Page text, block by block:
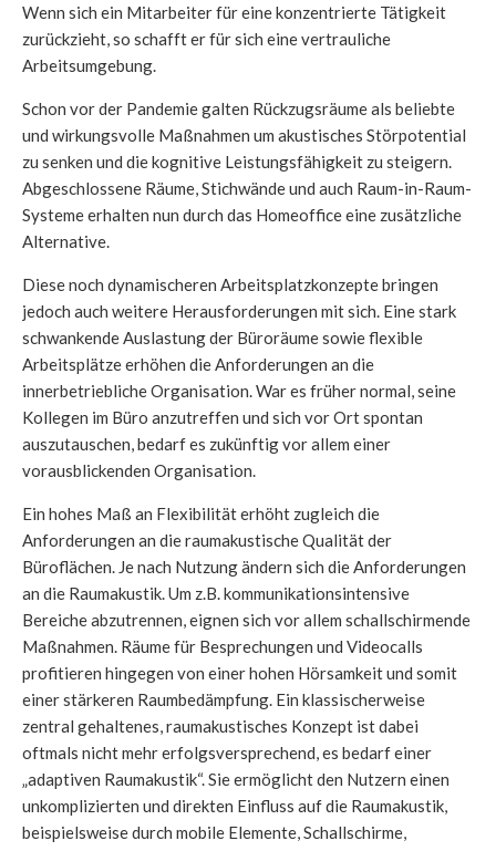
Wenn sich ein Mitarbeiter für eine konzentrierte Tätigkeit
zurückzieht, so schafft er für sich eine vertrauliche
Arbeitsumgebung.
Schon vor der Pandemie galten Rückzugsräume als beliebte
und wirkungsvolle Maßnahmen um akustisches Störpotential
zu senken und die kognitive Leistungsfähigkeit zu steigern.
Abgeschlossene Räume, Stichwände und auch Raum-in-Raum-
Systeme erhalten nun durch das Homeoffice eine zusätzliche
Alternative.
Diese noch dynamischeren Arbeitsplatzkonzepte bringen
jedoch auch weitere Herausforderungen mit sich. Eine stark
schwankende Auslastung der Büroräume sowie flexible
Arbeitsplätze erhöhen die Anforderungen an die
innerbetriebliche Organisation. War es früher normal, seine
Kollegen im Büro anzutreffen und sich vor Ort spontan
auszutauschen, bedarf es zukünftig vor allem einer
vorausblickenden Organisation.
Ein hohes Maß an Flexibilität erhöht zugleich die
Anforderungen an die raumakustische Qualität der
Büroflächen. Je nach Nutzung ändern sich die Anforderungen
an die Raumakustik. Um z.B. kommunikationsintensive
Bereiche abzutrennen, eignen sich vor allem schallschirmende
Maßnahmen. Räume für Besprechungen und Videocalls
profitieren hingegen von einer hohen Hörsamkeit und somit
einer stärkeren Raumbedämpfung. Ein klassischerweise
zentral gehaltenes, raumakustisches Konzept ist dabei
oftmals nicht mehr erfolgsversprechend, es bedarf einer
„adaptiven Raumakustik“. Sie ermöglicht den Nutzern einen
unkomplizierten und direkten Einfluss auf die Raumakustik,
beispielsweise durch mobile Elemente, Schallschirme,